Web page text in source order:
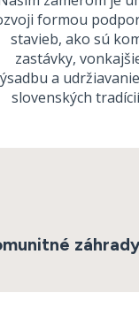
formou
stavieb, ako sú
zastávky,
a
slovenských